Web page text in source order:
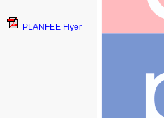
PLANFEE Flyer